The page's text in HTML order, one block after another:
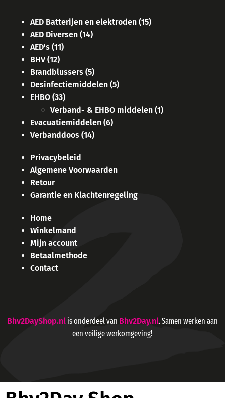
AED Batterijen en elektroden (15)
AED Diversen (14)
AED's (11)
BHV (12)
Brandblussers (5)
Desinfectiemiddelen (5)
EHBO (33)
Verband- & EHBO middelen (1)
Evacuatiemiddelen (6)
Verbanddoos (14)
Privacybeleid
Algemene Voorwaarden
Retour
Garantie en Klachtenregeling
Home
Winkelmand
Mijn account
Betaalmethode
Contact
Bhv2DayShop.nl is onderdeel van Bhv2Day.nl. Samen werken aan
een veilige werkomgeving!